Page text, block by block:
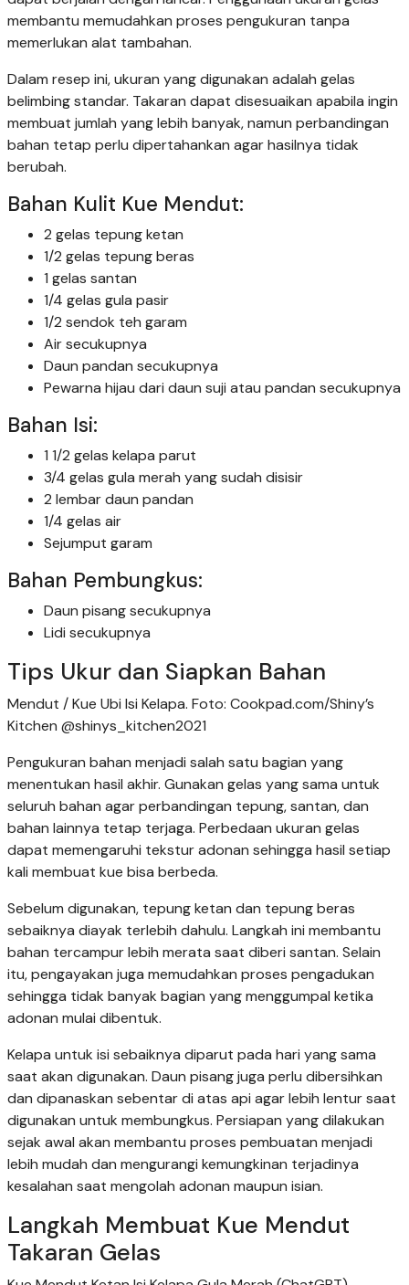
membantu memudahkan proses pengukuran tanpa
memerlukan alat tambahan.
Dalam resep ini, ukuran yang digunakan adalah gelas
belimbing standar. Takaran dapat disesuaikan apabila ingin
membuat jumlah yang lebih banyak, namun perbandingan
bahan tetap perlu dipertahankan agar hasilnya tidak
berubah.
Bahan Kulit Kue Mendut:
2 gelas tepung ketan
1/2 gelas tepung beras
1 gelas santan
1/4 gelas gula pasir
1/2 sendok teh garam
Air secukupnya
Daun pandan secukupnya
Pewarna hijau dari daun suji atau pandan secukupnya
Bahan Isi:
1 1/2 gelas kelapa parut
3/4 gelas gula merah yang sudah disisir
2 lembar daun pandan
1/4 gelas air
Sejumput garam
Bahan Pembungkus:
Daun pisang secukupnya
Lidi secukupnya
Tips Ukur dan Siapkan Bahan
Mendut / Kue Ubi Isi Kelapa. Foto: Cookpad.com/Shiny’s
Kitchen @shinys_kitchen2021
Pengukuran bahan menjadi salah satu bagian yang
menentukan hasil akhir. Gunakan gelas yang sama untuk
seluruh bahan agar perbandingan tepung, santan, dan
bahan lainnya tetap terjaga. Perbedaan ukuran gelas
dapat memengaruhi tekstur adonan sehingga hasil setiap
kali membuat kue bisa berbeda.
Sebelum digunakan, tepung ketan dan tepung beras
sebaiknya diayak terlebih dahulu. Langkah ini membantu
bahan tercampur lebih merata saat diberi santan. Selain
itu, pengayakan juga memudahkan proses pengadukan
sehingga tidak banyak bagian yang menggumpal ketika
adonan mulai dibentuk.
Kelapa untuk isi sebaiknya diparut pada hari yang sama
saat akan digunakan. Daun pisang juga perlu dibersihkan
dan dipanaskan sebentar di atas api agar lebih lentur saat
digunakan untuk membungkus. Persiapan yang dilakukan
sejak awal akan membantu proses pembuatan menjadi
lebih mudah dan mengurangi kemungkinan terjadinya
kesalahan saat mengolah adonan maupun isian.
Langkah Membuat Kue Mendut
Takaran Gelas